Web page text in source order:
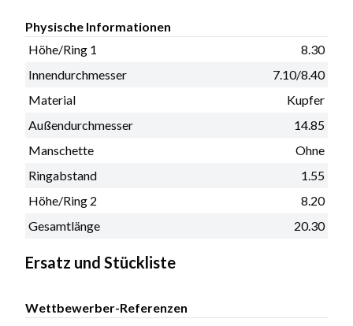
Physische Informationen
Höhe/Ring 1
8.30
Innendurchmesser
7.10/8.40
Material
Kupfer
Außendurchmesser
14.85
Manschette
Ohne
Ringabstand
1.55
Höhe/Ring 2
8.20
Gesamtlänge
20.30
Ersatz und Stückliste
Wettbewerber-Referenzen